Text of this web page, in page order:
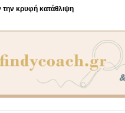
την κρυφή κατάθλιψη